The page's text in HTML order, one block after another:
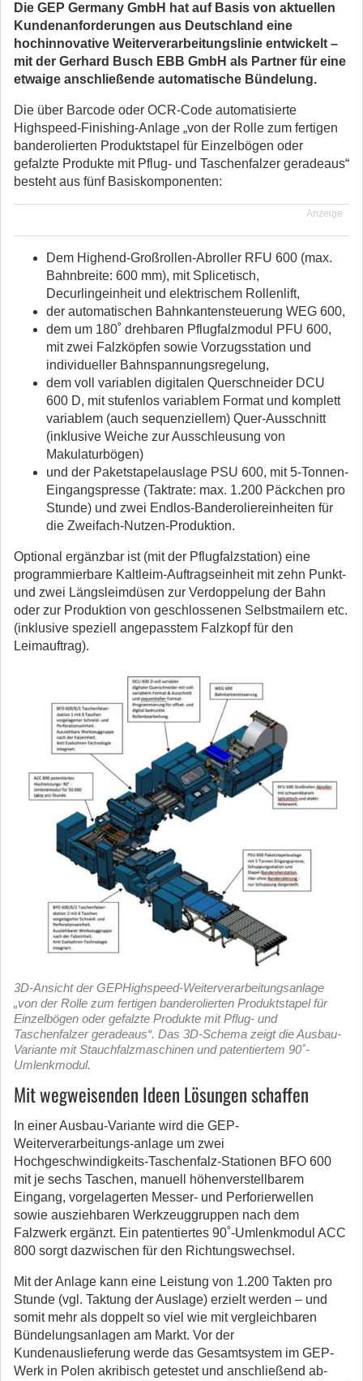
Die GEP Germany GmbH hat auf Basis von aktuellen
Kundenanforderungen aus Deutschland eine
hochinnovative Weiterverarbeitungslinie entwickelt –
mit der Gerhard Busch EBB GmbH als Partner für eine
etwaige anschließende automatische Bündelung.
Die über Barcode oder OCR-Code automatisierte
Highspeed-Finishing-Anlage „von der Rolle zum fertigen
banderolierten Produktstapel für Einzelbögen oder
gefalzte Produkte mit Pflug- und Taschenfalzer geradeaus“
besteht aus fünf Basiskomponenten:
Anzeige
Dem Highend-Großrollen-Abroller RFU 600 (max.
Bahnbreite: 600 mm), mit Splicetisch,
Decurlingeinheit und elektrischem Rollenlift,
der automatischen Bahnkantensteuerung WEG 600,
dem um 180˚ drehbaren Pflugfalzmodul PFU 600,
mit zwei Falzköpfen sowie Vorzugsstation und
individueller Bahnspannungsregelung,
dem voll variablen digitalen Querschneider DCU
600 D, mit stufenlos variablem Format und komplett
variablem (auch sequenziellem) Quer-Ausschnitt
(inklusive Weiche zur Ausschleusung von
Makulaturbögen)
und der Paketstapelauslage PSU 600, mit 5-Tonnen-
Eingangspresse (Taktrate: max. 1.200 Päckchen pro
Stunde) und zwei Endlos-Banderoliereinheiten für
die Zweifach-Nutzen-Produktion.
Optional ergänzbar ist (mit der Pflugfalzstation) eine
programmierbare Kaltleim-Auftragseinheit mit zehn Punkt-
und zwei Längsleimdüsen zur Verdoppelung der Bahn
oder zur Produktion von geschlossenen Selbstmailern etc.
(inklusive speziell angepasstem Falzkopf für den
Leimauftrag).
3D-Ansicht der GEPHighspeed-Weiterverarbeitungsanlage
„von der Rolle zum fertigen banderolierten Produktstapel für
Einzelbögen oder gefalzte Produkte mit Pflug- und
Taschenfalzer geradeaus“. Das 3D-Schema zeigt die Ausbau-
Variante mit Stauchfalzmaschinen und patentiertem 90˚-
Umlenkmodul.
Mit wegweisenden Ideen Lösungen schaffen
In einer Ausbau-Variante wird die GEP-
Weiterverarbeitungs-anlage um zwei
Hochgeschwindigkeits-Taschenfalz-Stationen BFO 600
mit je sechs Taschen, manuell höhenverstellbarem
Eingang, vorgelagerten Messer- und Perforierwellen
sowie ausziehbaren Werkzeuggruppen nach dem
Falzwerk ergänzt. Ein patentiertes 90˚-Umlenkmodul ACC
800 sorgt dazwischen für den Richtungswechsel.
Mit der Anlage kann eine Leistung von 1.200 Takten pro
Stunde (vgl. Taktung der Auslage) erzielt werden – und
somit mehr als doppelt so viel wie mit vergleichbaren
Bündelungsanlagen am Markt. Vor der
Kundenauslieferung werde das Gesamtsystem im GEP-
Werk in Polen akribisch getestet und anschließend ab-